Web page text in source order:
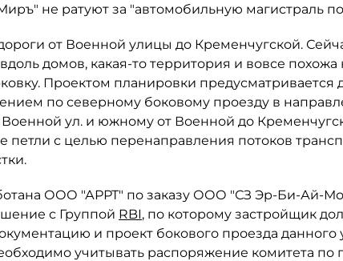
не ратуют за "автомобильную магистраль
от Военной улицы до Кременчугской.
домов, какая-то территория и вовсе похожа
Проектом планировки предусматривается
по северному боковому проезду в
ул. и южному от Военной до
петли с целью перенаправления потоков
ООО "АРРТ" по заказу ООО "СЗ Эр-Би-Ай-
с Группой RBI, по которому застройщик
и проект бокового проезда данного
учитывать распоряжение комитета по